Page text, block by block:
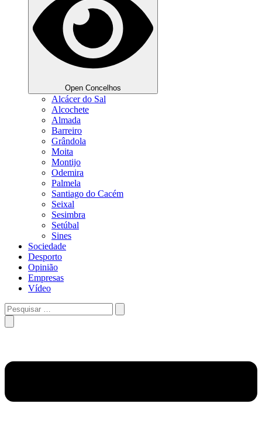
Open Concelhos
Alcácer do Sal
Alcochete
Almada
Barreiro
Grândola
Moita
Montijo
Odemira
Palmela
Santiago do Cacém
Seixal
Sesimbra
Setúbal
Sines
Sociedade
Desporto
Opinião
Empresas
Vídeo
Pesquisar
…